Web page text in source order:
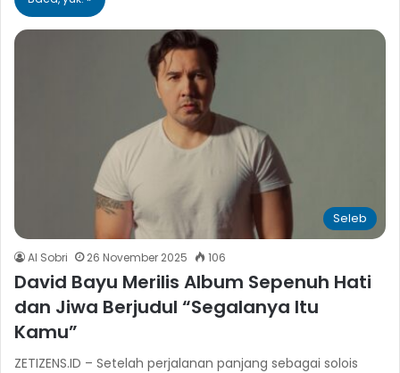
Seleb
Al Sobri 26 November 2025 106
David Bayu Merilis Album Sepenuh Hati
dan Jiwa Berjudul “Segalanya Itu
Kamu”
ZETIZENS.ID – Setelah perjalanan panjang sebagai solois